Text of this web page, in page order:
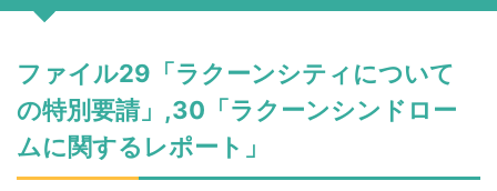
ファイル29「ラクーンシティについて
の特別要請」,30「ラクーンシンドロー
ムに関するレポート」